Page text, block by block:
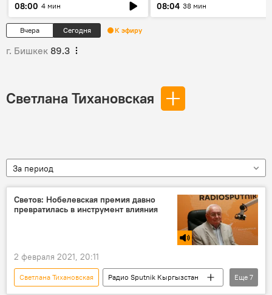
08:00 4 мин
08:04 38 мин
Вчера Сегодня К эфиру
г. Бишкек 89.3
Светлана Тихановская
За период
Светов: Нобелевская премия давно
превратилась в инструмент влияния
2 февраля 2021, 20:11
Светлана Тихановская
Радио Sputnik Кыргызстан
Еще 7